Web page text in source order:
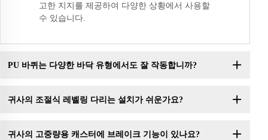
고한 지지를 제공하여 다양한 상황에서 사용할
수 있습니다.
PU 바퀴는 다양한 바닥 유형에서도 잘 작동합니까?
귀사의 조절식 레벨링 다리는 설치가 쉬운가요?
귀사의 고중량용 캐스터에 브레이크 기능이 있나요?